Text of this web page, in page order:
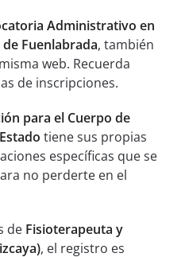
Administrativo en
Fuenlabrada, también
web. Recuerda
de inscripciones.
para el Cuerpo de
tiene sus propias
específicas que se
no perderte en el
de Fisioterapeuta y
, el registro es